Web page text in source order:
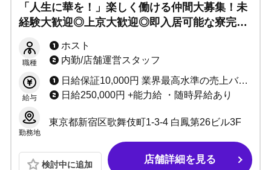
「人生に華を！」楽しく働ける仲間大募集！未
経験大歓迎◎上京大歓迎◎即入居可能な寮完備
ましょう。
職種
ホスト
内勤/店舗運営スタッフ
給与
日給保証10,000円 業界最高水準の売上バック +指名料+各種賞金あり
日給250,000円 +能力給 ・随時昇給あり
勤務地
東京都新宿区歌舞伎町1-3-4 白鳳第26ビル3F
検討中に追加 店舗詳細を見る